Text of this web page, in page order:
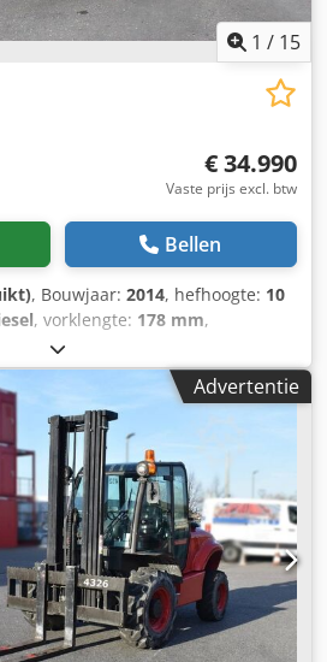
1 / 15
€ 34.990
Vaste prijs excl. btw
Bellen
, Bouwjaar: 2014, hefhoogte: 10
, vorklengte: 178 mm,
4.900 kg Bouwhoogte:
Technische staat: goed Cedpfx
staat: goed
B x H): LxB 3,37 x 2,00 m Land
contact op met Christian Theißen
Ausa Type: C500 Hx4
Gebruikt Gegevens: Max.
4.900 kg Vorklengte: 1,78 m
afmetingen (zonder vorken): LxB
2,77 m Eigen gewicht: 8.350 kg
inschakelbaar, 2-
0,20 m, aanhangerbedrijf
Neuss: direct beschikbaar.
Advertentie